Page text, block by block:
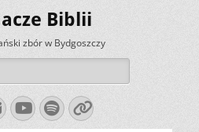
Biblii
zbór w Bydgoszczy
YouTube
Spotify
Link